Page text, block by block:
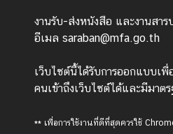
ไ
ท
กั
บ
า
งานรับ-ส่งหนังสือ และงานสาร
อีเมล saraban@mfa.go.th
เว็บไซต์นี้ได้รับการออกแบบเ
คนเข้าถึงเว็บไซต์ได้และมีมาต
** เพื่อการใช้งานที่ดีที่สุดควรใช้